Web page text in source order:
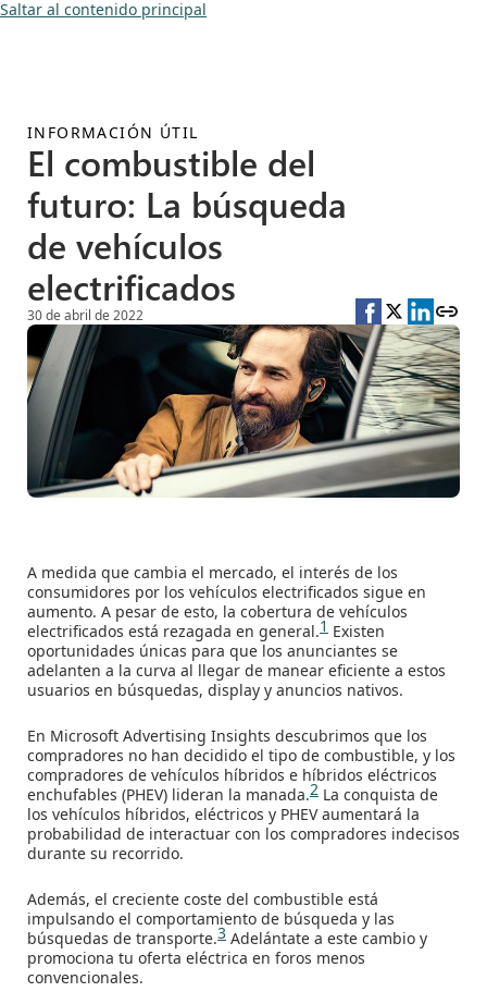
Saltar al contenido principal
INFORMACIÓN ÚTIL
El combustible del
futuro: La búsqueda
de vehículos
electrificados
30 de abril de 2022
A medida que cambia el mercado, el interés de los
consumidores por los vehículos electrificados sigue en
aumento. A pesar de esto, la cobertura de vehículos
electrificados está rezagada en general.1 Existen
oportunidades únicas para que los anunciantes se
adelanten a la curva al llegar de manear eficiente a estos
usuarios en búsquedas, display y anuncios nativos.
En Microsoft Advertising Insights descubrimos que los
compradores no han decidido el tipo de combustible, y los
compradores de vehículos híbridos e híbridos eléctricos
enchufables (PHEV) lideran la manada.2 La conquista de
los vehículos híbridos, eléctricos y PHEV aumentará la
probabilidad de interactuar con los compradores indecisos
durante su recorrido.
Además, el creciente coste del combustible está
impulsando el comportamiento de búsqueda y las
búsquedas de transporte.3 Adelántate a este cambio y
promociona tu oferta eléctrica en foros menos
convencionales.